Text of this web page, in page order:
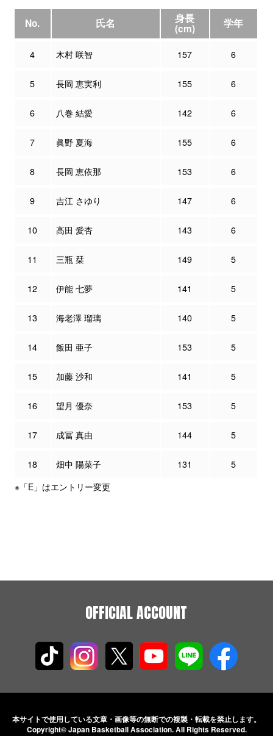
No. 氏名 身長
(cm) 学年
4 木村 咲智 157 6
5 長岡 恵実利 155 6
6 八巻 結愛 142 6
7 眞野 夏海 155 6
8 長岡 恵依那 153 6
9 吉江 さゆり 147 6
10 高田 愛杏 143 6
11 三瓶 栞 149 5
12 伊能 七夢 141 5
13 海老澤 瑠璃 140 5
14 飯田 亜子 153 5
15 加藤 沙和 141 5
16 望月 優奈 153 5
17 成冨 真由 144 5
18 畑中 陽菜子 131
5
※「E」はエントリー変更
OFFICIAL ACCOUNT
本サイトで使用している文章・画像等の無断での複製・転載を禁止します。
Copyright© Japan Basketball Association.All Rights Reserved.